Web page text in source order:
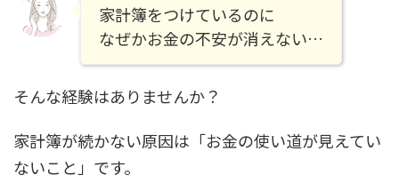
家計簿をつけているのに
なぜかお金の不安が消えない…
そんな経験はありませんか？
家計簿が続かない原因は「お金の使い道が見えてい
ないこと」です。